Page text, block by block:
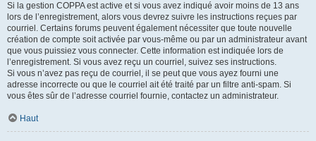
Si la gestion COPPA est active et si vous avez indiqué avoir moins de 13 ans
lors de l’enregistrement, alors vous devrez suivre les instructions reçues par
courriel. Certains forums peuvent également nécessiter que toute nouvelle
création de compte soit activée par vous-même ou par un administrateur avant
que vous puissiez vous connecter. Cette information est indiquée lors de
l’enregistrement. Si vous avez reçu un courriel, suivez ses instructions.
Si vous n’avez pas reçu de courriel, il se peut que vous ayez fourni une
adresse incorrecte ou que le courriel ait été traité par un filtre anti-spam. Si
vous êtes sûr de l’adresse courriel fournie, contactez un administrateur.
Haut